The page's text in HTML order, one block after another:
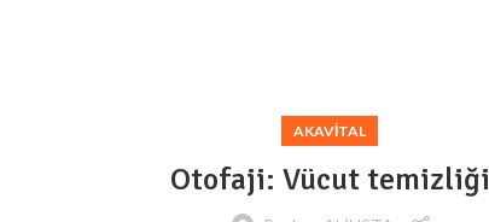
AKAVITAL
Otofaji: Vücut temizliği